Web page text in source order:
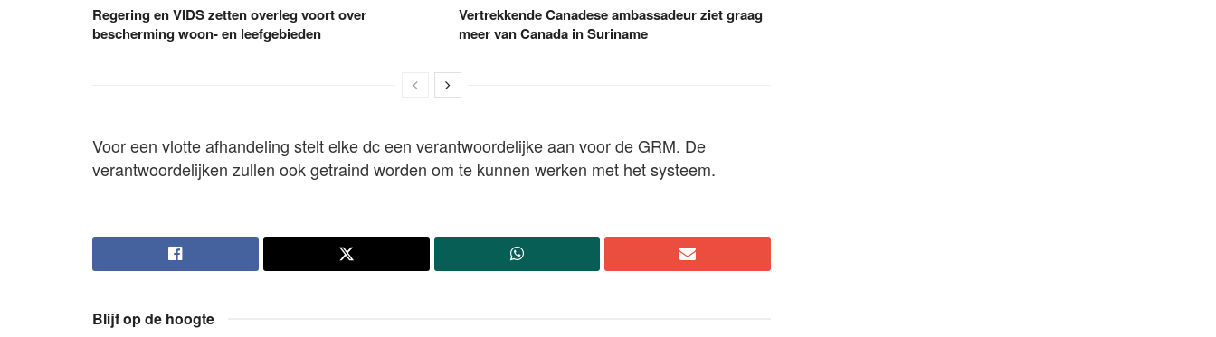
Regering en VIDS zetten overleg voort over
bescherming woon- en leefgebieden
Vertrekkende Canadese ambassadeur ziet graag
meer van Canada in Suriname
Voor een vlotte afhandeling stelt elke dc een verantwoordelijke aan voor de GRM. De
verantwoordelijken zullen ook getraind worden om te kunnen werken met het systeem.
Blijf op de hoogte